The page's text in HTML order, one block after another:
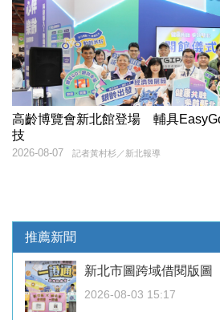
高齡博覽會新北館登場 輔具
技
記者黃村杉／新北報導
2026-08-07
推薦新聞
新北市圖跨域借閱版
2026-08-03 15:17